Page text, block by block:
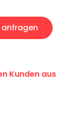
anfragen
Kunden aus